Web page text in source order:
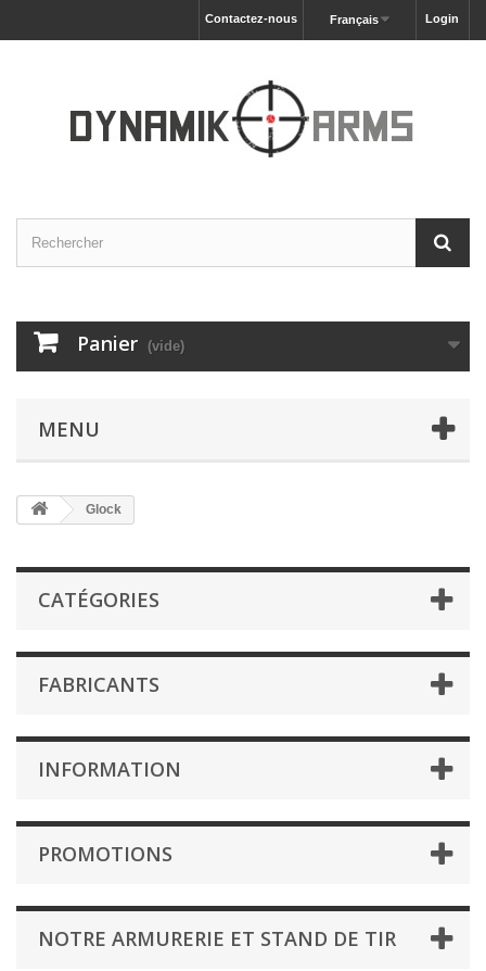
Login
Français
Contactez-nous
Panier (vide)
MENU
Glock
CATÉGORIES
FABRICANTS
INFORMATION
PROMOTIONS
NOTRE ARMURERIE ET STAND DE TIR